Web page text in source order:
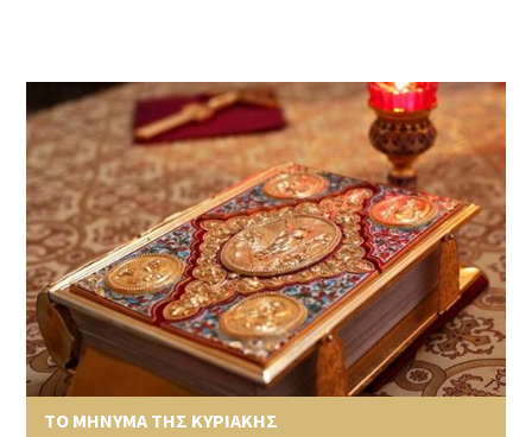
ΤΟ ΜΗΝΥΜΑ ΤΗΣ ΚΥΡΙΑΚΗΣ